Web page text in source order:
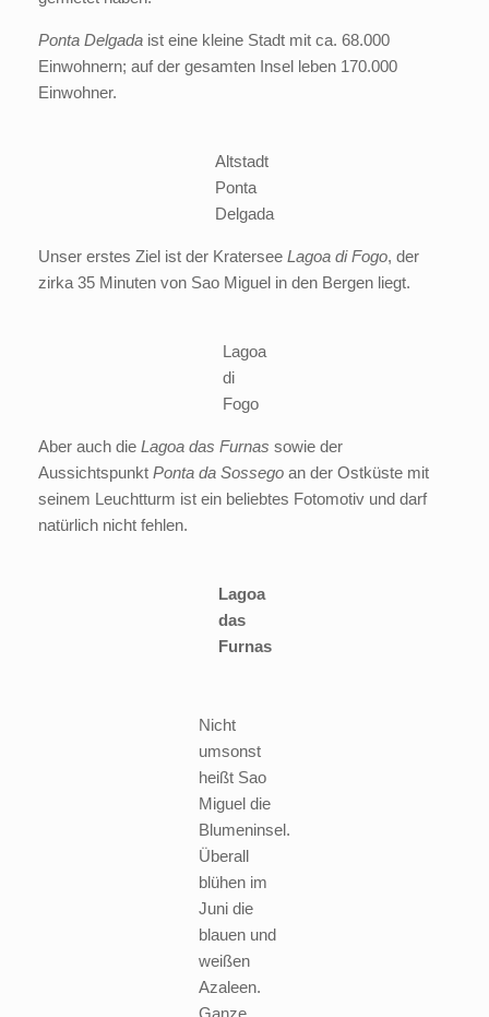
Ponta Delgada ist eine kleine Stadt mit ca. 68.000
Einwohnern; auf der gesamten Insel leben 170.000
Einwohner.
Altstadt
Ponta
Delgada
Unser erstes Ziel ist der Kratersee Lagoa di Fogo, der
zirka 35 Minuten von Sao Miguel in den Bergen liegt.
Lagoa
di
Fogo
Aber auch die Lagoa das Furnas sowie der
Aussichtspunkt Ponta da Sossego an der Ostküste mit
seinem Leuchtturm ist ein beliebtes Fotomotiv und darf
natürlich nicht fehlen.
Lagoa
das
Furnas
Nicht
umsonst
heißt Sao
Miguel die
Blumeninsel.
Überall
blühen im
Juni die
blauen und
weißen
Azaleen.